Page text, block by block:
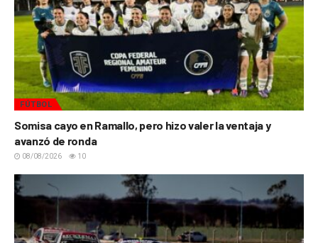
FÚTBOL
Somisa cayo en Ramallo, pero hizo valer la ventaja y
avanzó de ronda
08/08/2026 10